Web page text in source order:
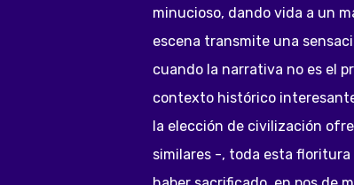
minucioso, dando vida a un
escena transmite una
cuando la narrativa no es el
contexto histórico
la elección de civilización
similares -, toda esta